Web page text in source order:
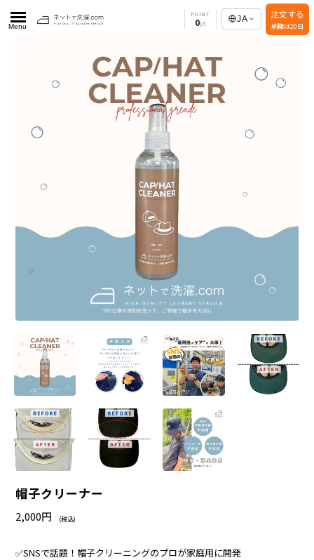
Menu
POINT
0 JA 注文する
納期は20日
帽子クリーナー
2,000円 (税込)
✅SNSで話題！帽子クリーニングのプロが家庭用に開発